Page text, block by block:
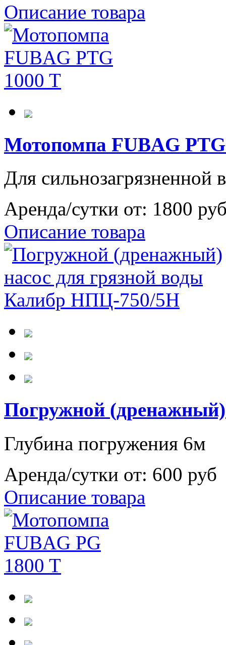
Описание товара
Мотопомпа FUBAG
Для сильнозагрязненной
Аренда/сутки от: 1800
Описание товара
Погружной
Глубина погружения 6м
Аренда/сутки от: 600 руб
Описание товара